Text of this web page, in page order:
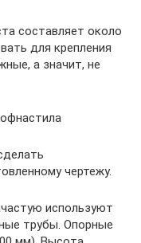
составляет около
для крепления
а значит, не
чертежу.
используют
трубы. Опорные